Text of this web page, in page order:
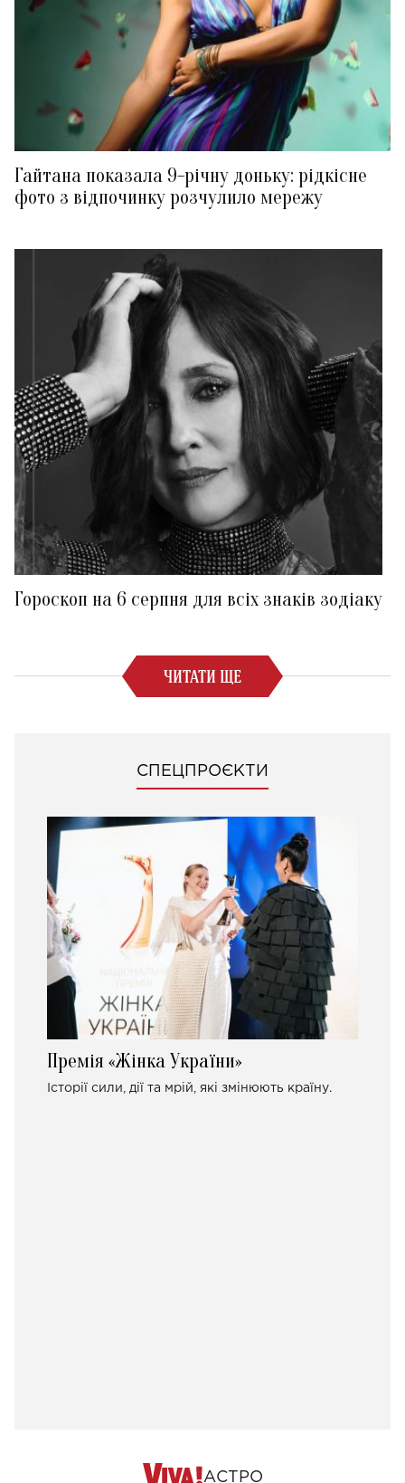
Гайтана показала 9-річну доньку: рідкісне
фото з відпочинку розчулило мережу
Гороскоп на 6 серпня для всіх знаків зодіаку
ЧИТАТИ ЩЕ
СПЕЦПРОЄКТИ
Премія «Жінка України»
Історії сили, дії та мрій, які змінюють країну.
АСТРО